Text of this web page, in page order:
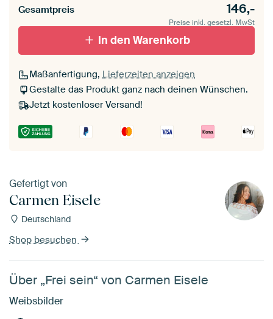
Mit Schattenfugenrahmen,
schwarz
Mit Schattenfugenrahmen,
weiß
Leinwand für
Gesamtpreis 146,-
Preise inkl. gesetzl. MwSt
In den Warenkorb
Maßanfertigung, Lieferzeiten anzeigen
Gestalte das Produkt ganz nach deinen Wünschen.
Jetzt kostenloser Versand!
Gefertigt von
Carmen Eisele
Deutschland
Shop besuchen
Über „Frei sein“ von Carmen Eisele
Weibsbilder